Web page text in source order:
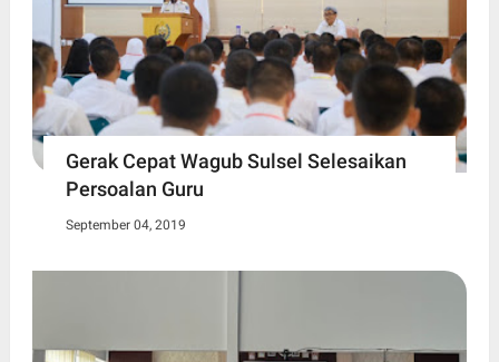
Gerak Cepat Wagub Sulsel Selesaikan
Persoalan Guru
September 04, 2019